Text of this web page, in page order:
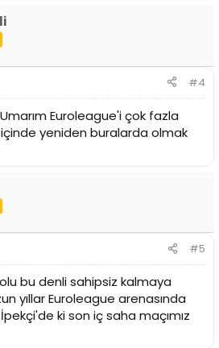
#4
Euroleague'i çok fazla
yeniden buralarda olmak
#5
bu denli sahipsiz kalmaya
yıllar Euroleague arenasında
ki son iç saha maçımız